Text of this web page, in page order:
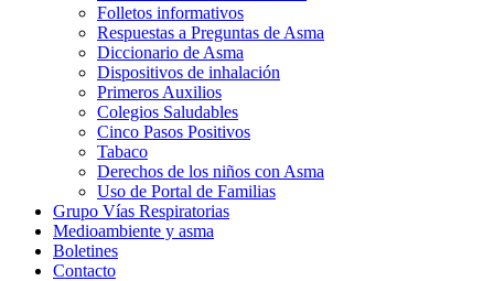
Folletos informativos
Respuestas a Preguntas de Asma
Diccionario de Asma
Dispositivos de inhalación
Primeros Auxilios
Colegios Saludables
Cinco Pasos Positivos
Tabaco
Derechos de los niños con Asma
Uso de Portal de Familias
Grupo Vías Respiratorias
Medioambiente y asma
Boletines
Contacto